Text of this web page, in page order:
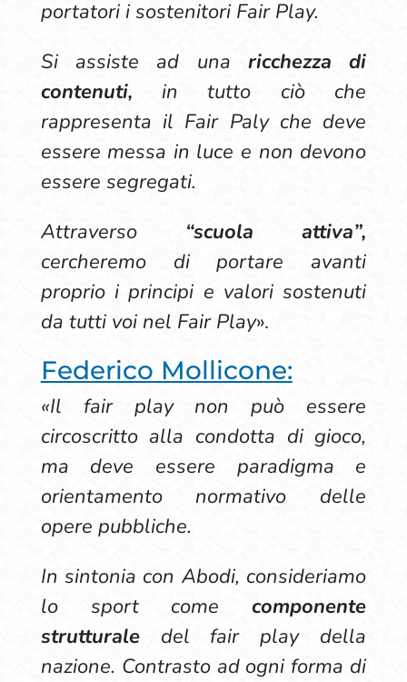
portatori i sostenitori Fair Play.
Si assiste ad una ricchezza di
contenuti, in tutto ciò che
rappresenta il Fair Paly che deve
essere messa in luce e non devono
essere segregati.
Attraverso “scuola attiva”,
cercheremo di portare avanti
proprio i principi e valori sostenuti
da tutti voi nel Fair Play».
Federico Mollicone:
«Il fair play non può essere
circoscritto alla condotta di gioco,
ma deve essere paradigma e
orientamento normativo delle
opere pubbliche.
In sintonia con Abodi, consideriamo
lo sport comecomponente
strutturaledel fair play della
nazione. Contrasto ad ogni forma di